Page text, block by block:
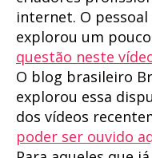
internet. O
explorou um
questão neste
O blog brasileiro
explorou essa
dos vídeos
poder ser ouvido